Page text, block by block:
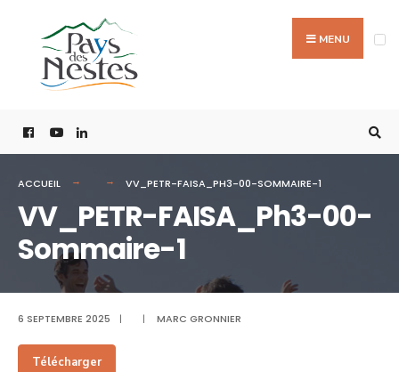
MENU
ACCUEIL VV_PETR-FAISA_PH3-00-SOMMAIRE-1
VV_PETR-FAISA_Ph3-00-
Sommaire-1
6 SEPTEMBRE 2025 | | MARC GRONNIER
Télécharger